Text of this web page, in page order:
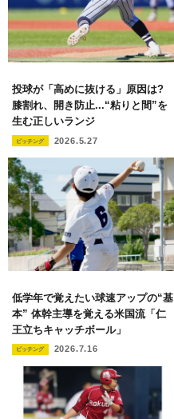
投球が「高めに抜ける」原因は?
膝割れ、開き防止...“粘りと間”を
生む正しいランジ
ピッチング 2026.5.27
低学年で覚えたい球速アップの“基
本” 体幹主導を覚える米国流「仁
王立ちキャッチボール」
ピッチング 2026.7.16